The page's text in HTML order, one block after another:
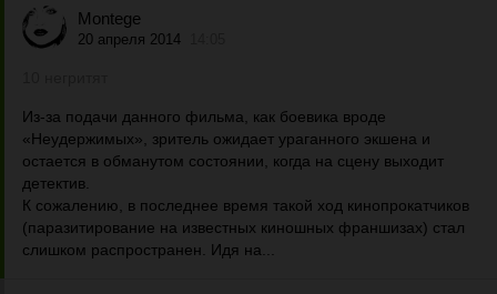
Montege
20 апреля 2014
Из-за подачи данного фильма, как боевика вроде
«Неудержимых», зритель ожидает ураганного экшена и
остается в обманутом состоянии, когда на сцену выходит
детектив.
К сожалению, в последнее время такой ход кинопрокатчиков
(паразитирование на известных киношных франшизах) стал
слишком распространен. Идя на...